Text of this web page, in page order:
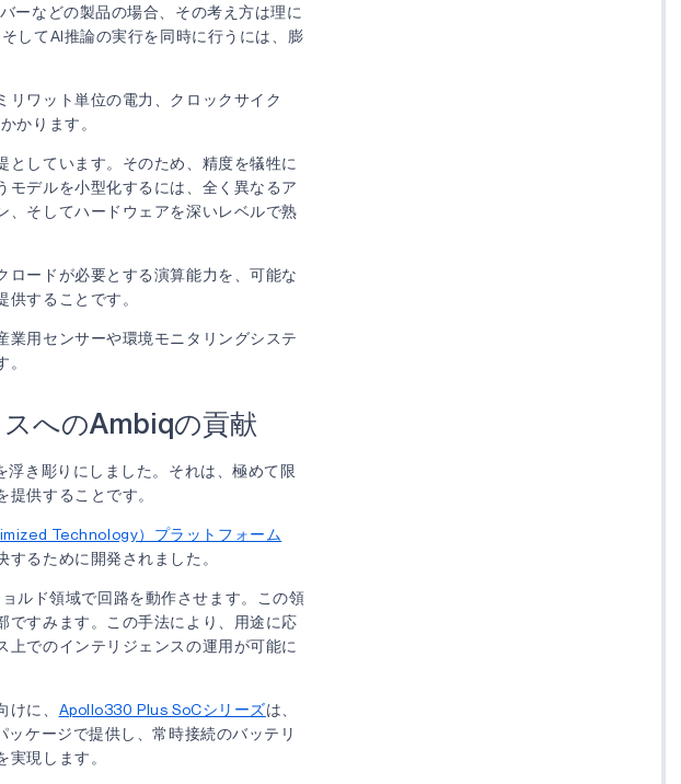
ーなどの製品の場合、その考え方は理に
してAI推論の実行を同時に行うには、膨
リワット単位の電力、クロックサイク
かります。
しています。そのため、精度を犠牲に
デルを小型化するには、全く異なるア
そしてハードウェアを深いレベルで熟
ードが必要とする演算能力を、可能な
することです。
業用センサーや環境モニタリングシステ
へのAmbiqの貢献
き彫りにしました。それは、極めて限
供することです。
Technology）プラットフォーム
るために開発されました。
ルド領域で回路を動作させます。この領
ですみます。この手法により、用途に応
上でのインテリジェンスの運用が可能に
に、 Apollo330 Plus SoCシリーズは、
ケージで提供し、常時接続のバッテリ
現します。